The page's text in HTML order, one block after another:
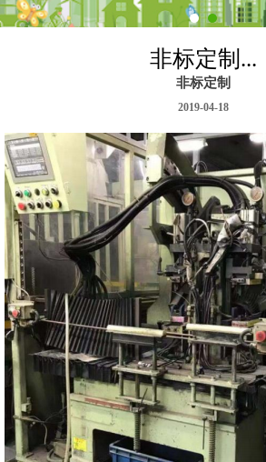
非标定制...
非标定制
2019-04-18